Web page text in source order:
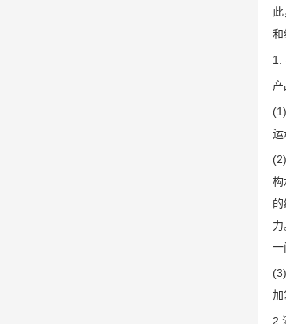
和
1.
运
构
一
加
2.